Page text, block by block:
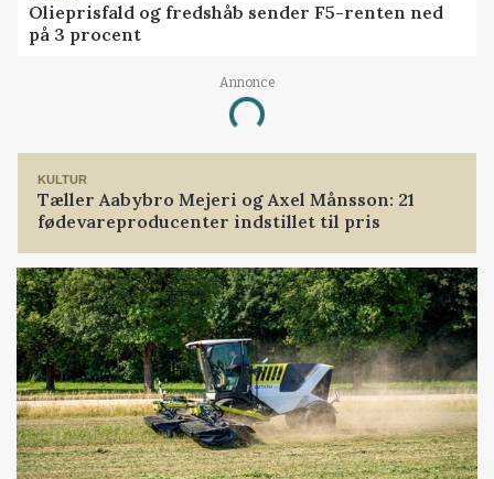
Olieprisfald og fredshåb sender F5-renten ned
på 3 procent
Annonce
Loading...
KULTUR
Tæller Aabybro Mejeri og Axel Månsson: 21
fødevareproducenter indstillet til pris